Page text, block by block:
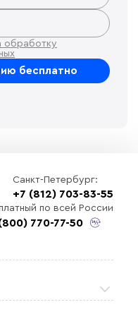
обработку
Санкт-Петербург:
+7 (812) 703-83-55
по всей России
770-77-50